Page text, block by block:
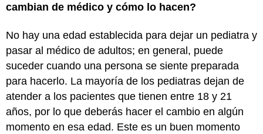
cambian de médico y cómo lo hacen?
No hay una edad establecida para dejar un pediatra y
pasar al médico de adultos; en general, puede
suceder cuando una persona se siente preparada
para hacerlo. La mayoría de los pediatras dejan de
atender a los pacientes que tienen entre 18 y 21
años, por lo que deberás hacer el cambio en algún
momento en esa edad. Este es un buen momento